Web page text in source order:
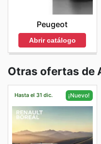
Peugeot
Abrir catálogo
Otras ofertas de
Hasta el 31 dic. ¡Nuevo!